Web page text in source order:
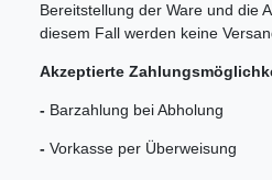
Bereitstellung der Ware und die
diesem Fall werden keine
Akzeptierte
- Barzahlung bei Abholung
- Vorkasse per Überweisung